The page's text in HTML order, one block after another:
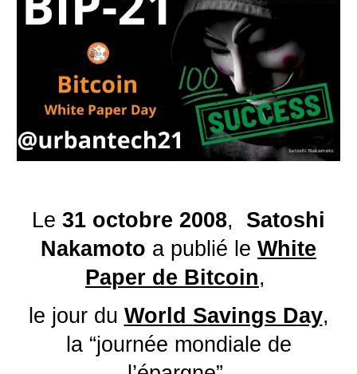
Le 31 octobre 2008,
Satoshi
Nakamoto a publié le White
Paper de Bitcoin,
le jour du World Savings Day,
la “journée mondiale de